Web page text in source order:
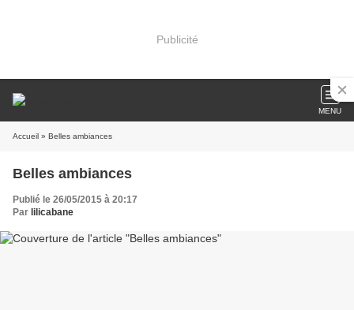
Publicité
MENU
Accueil » Belles ambiances
Belles ambiances
Publié le 26/05/2015 à 20:17
Par lilicabane